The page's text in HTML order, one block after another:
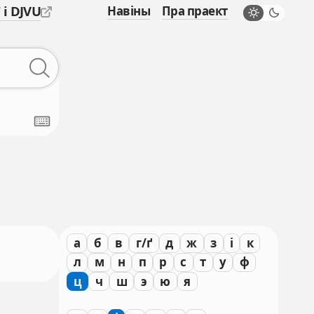
DJVU Навіны Пра праект
а б в г/ґ д ж з і
к
л
м н п р с т у
ф
ц
ч ш э ю я